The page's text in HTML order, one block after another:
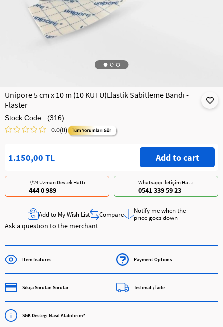
Unipore 5 cm x 10 m (10 KUTU)Elastik Sabitleme Bandı -
Flaster
Stock Code (316)
0.0(0)
1.150,00 TL
Whatsapp İletişim Hattı
0541 339 59 23
7/24 Uzman Destek Hattı
444 0 989
Add to My Wish List Compare
Notify me when the
price goes down
Ask a question to the merchant
Item features Payment Options
Sıkça Sorulan Sorular Teslimat / İade
SGK Desteği Nasıl Alabilirim?